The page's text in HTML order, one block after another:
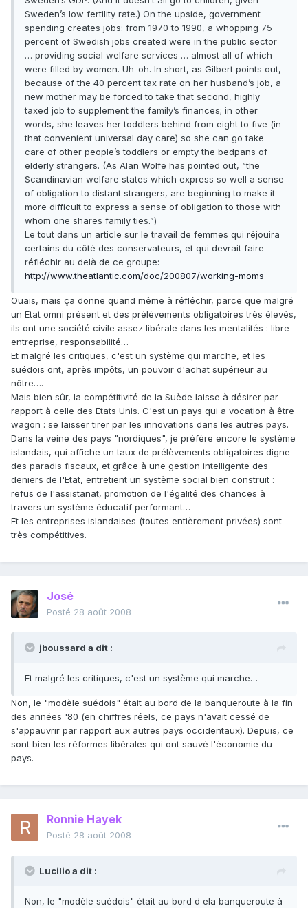
Sweden’s low fertility rate.) On the upside, government
spending creates jobs: from 1970 to 1990, a whopping 75
percent of Swedish jobs created were in the public sector
… providing social welfare services … almost all of which
were filled by women. Uh-oh. In short, as Gilbert points out,
because of the 40 percent tax rate on her husband’s job, a
new mother may be forced to take that second, highly
taxed job to supplement the family’s finances; in other
words, she leaves her toddlers behind from eight to five (in
that convenient universal day care) so she can go take
care of other people’s toddlers or empty the bedpans of
elderly strangers. (As Alan Wolfe has pointed out, “the
Scandinavian welfare states which express so well a sense
of obligation to distant strangers, are beginning to make it
more difficult to express a sense of obligation to those with
whom one shares family ties.”)
Le tout dans un article sur le travail de femmes qui réjouira
certains du côté des conservateurs, et qui devrait faire
réfléchir au delà de ce groupe:
http://www.theatlantic.com/doc/200807/working-moms
Ouais, mais ça donne quand même à réfléchir, parce que malgré
un Etat omni présent et des prélèvements obligatoires très élevés,
ils ont une société civile assez libérale dans les mentalités : libre-
entreprise, responsabilité…
Et malgré les critiques, c'est un système qui marche, et les
suédois ont, après impôts, un pouvoir d'achat supérieur au
nôtre….
Mais bien sûr, la compétitivité de la Suède laisse à désirer par
rapport à celle des Etats Unis. C'est un pays qui a vocation à être
wagon : se laisser tirer par les innovations dans les autres pays.
Dans la veine des pays "nordiques", je préfère encore le système
islandais, qui affiche un taux de prélèvements obligatoires digne
des paradis fiscaux, et grâce à une gestion intelligente des
deniers de l'Etat, entretient un système social bien construit :
refus de l'assistanat, promotion de l'égalité des chances à
travers un système éducatif performant…
Et les entreprises islandaises (toutes entièrement privées) sont
très compétitives.
José
Posté 28 août 2008
jboussard a dit :
Et malgré les critiques, c'est un système qui marche…
Non, le "modèle suédois" était au bord de la banqueroute à la fin
des années '80 (en chiffres réels, ce pays n'avait cessé de
s'appauvrir par rapport aux autres pays occidentaux). Depuis, ce
sont bien les réformes libérales qui ont sauvé l'économie du
pays.
Ronnie Hayek
Posté 28 août 2008
Lucilio a dit :
Non, le "modèle suédois" était au bord d ela banqueroute à